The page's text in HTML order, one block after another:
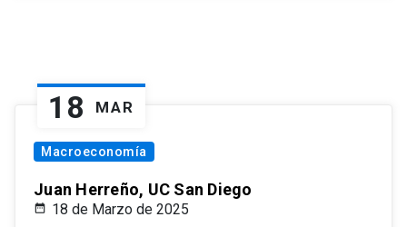
18 MAR
Macroeconomía
Juan Herreño, UC San Diego
18 de Marzo de 2025